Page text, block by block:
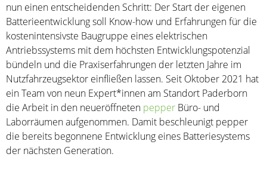
nun einen entscheidenden Schritt: Der Start der eigenen
Batterieentwicklung soll Know-how und Erfahrungen für die
kostenintensivste Baugruppe eines elektrischen
Antriebssystems mit dem höchsten Entwicklungspotenzial
bündeln und die Praxiserfahrungen der letzten Jahre im
Nutzfahrzeugsektor einfließen lassen. Seit Oktober 2021 hat
ein Team von neun Expert*innen am Standort Paderborn
die Arbeit in den neueröffneten pepper Büro- und
Laborräumen aufgenommen. Damit beschleunigt pepper
die bereits begonnene Entwicklung eines Batteriesystems
der nächsten Generation.